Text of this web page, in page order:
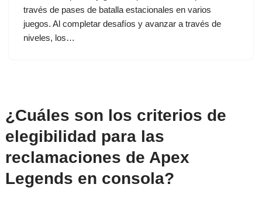
través de pases de batalla estacionales en varios
juegos. Al completar desafíos y avanzar a través de
niveles, los…
¿Cuáles son los criterios de
elegibilidad para las
reclamaciones de Apex
Legends en consola?